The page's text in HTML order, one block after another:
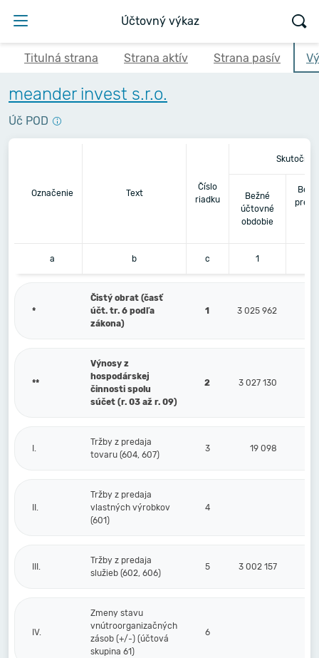
Účtovný výkaz
Titulná strana Strana aktív Strana pasív
meander invest s.r.o.
Úč POD
Označenie Text
Číslo
riadku
Bežné
účtovné
obdobie
a b c 1
*
Čistý obrat (časť
účt. tr. 6 podľa
zákona)
1 3 025 962
**
Výnosy z
hospodárskej
činnosti spolu
súčet (r. 03 až r. 09)
2 3 027 130
I.
Tržby z predaja
tovaru (604, 607)
3 19 098
II.
Tržby z predaja
vlastných výrobkov
(601)
4
III.
Tržby z predaja
služieb (602, 606)
5 3 002 157
IV.
Zmeny stavu
vnútroorganizačných
zásob (+/-) (účtová
skupina 61)
6